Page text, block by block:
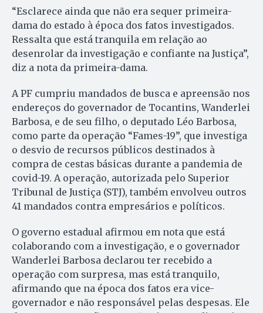
“Esclarece ainda que não era sequer primeira-
dama do estado à época dos fatos investigados.
Ressalta que está tranquila em relação ao
desenrolar da investigação e confiante na Justiça”,
diz a nota da primeira-dama.
A PF cumpriu mandados de busca e apreensão nos
endereços do governador de Tocantins, Wanderlei
Barbosa, e de seu filho, o deputado Léo Barbosa,
como parte da operação “Fames-19”, que investiga
o desvio de recursos públicos destinados à
compra de cestas básicas durante a pandemia de
covid-19. A operação, autorizada pelo Superior
Tribunal de Justiça (STJ), também envolveu outros
41 mandados contra empresários e políticos.
O governo estadual afirmou em nota que está
colaborando com a investigação, e o governador
Wanderlei Barbosa declarou ter recebido a
operação com surpresa, mas está tranquilo,
afirmando que na época dos fatos era vice-
governador e não responsável pelas despesas. Ele